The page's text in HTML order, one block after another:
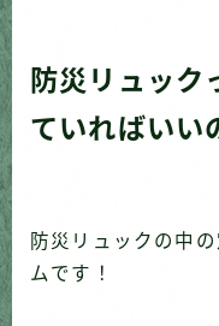
防災リュック
ていればいい
防災リュックの中
ムです！